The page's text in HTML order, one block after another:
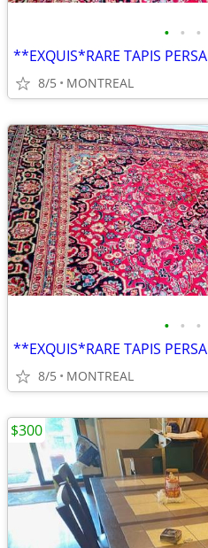
• • •
8/5 MONTREAL
• • •
8/5 MONTREAL
$300